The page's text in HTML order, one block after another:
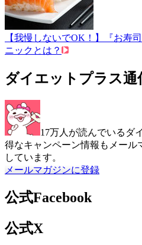
【我慢しないでOK！】『お寿
ニックとは？
ダイエットプラス通
17万人が読んでいるダ
得なキャンペーン情報もメール
しています。
メールマガジンに登録
公式Facebook
公式X